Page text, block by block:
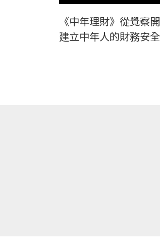
《中年理財》從覺察開
建立中年人的財務安全